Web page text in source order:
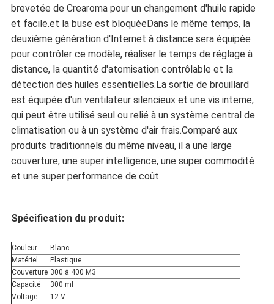
brevetée de Crearoma pour un changement d'huile rapide
et facile.et la buse est bloquéeDans le même temps, la
deuxième génération d'Internet à distance sera équipée
pour contrôler ce modèle, réaliser le temps de réglage à
distance, la quantité d'atomisation contrôlable et la
détection des huiles essentielles.La sortie de brouillard
est équipée d'un ventilateur silencieux et une vis interne,
qui peut être utilisé seul ou relié à un système central de
climatisation ou à un système d'air frais.Comparé aux
produits traditionnels du même niveau, il a une large
couverture, une super intelligence, une super commodité
et une super performance de coût.
Spécification du produit:
Couleur
Blanc
Matériel
Plastique
Couverture 300 à 400 M3
Capacité
300 ml
Voltage
12 V